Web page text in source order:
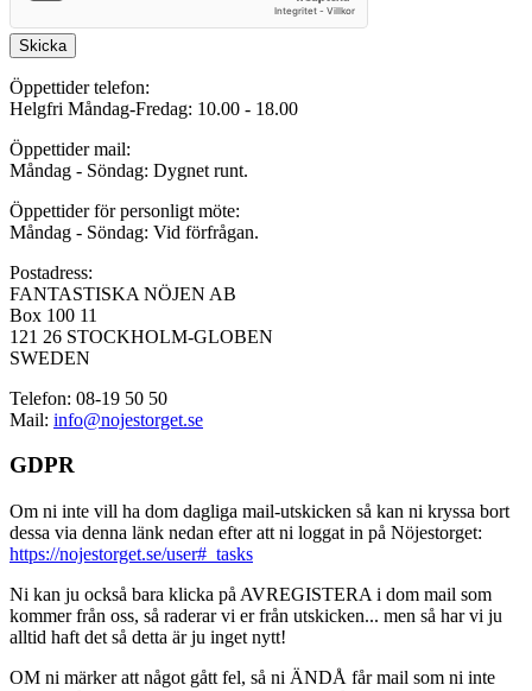
Skicka
Öppettider telefon:
Helgfri Måndag-Fredag: 10.00 - 18.00
Öppettider mail:
Måndag - Söndag: Dygnet runt.
Öppettider för personligt möte:
Måndag - Söndag: Vid förfrågan.
Postadress:
FANTASTISKA NÖJEN AB
Box 100 11
121 26 STOCKHOLM-GLOBEN
SWEDEN
Telefon: 08-19 50 50
Mail: info@nojestorget.se
GDPR
Om ni inte vill ha dom dagliga mail-utskicken så kan ni kryssa bort
dessa via denna länk nedan efter att ni loggat in på Nöjestorget:
https://nojestorget.se/user#_tasks
Ni kan ju också bara klicka på AVREGISTERA i dom mail som
kommer från oss, så raderar vi er från utskicken... men så har vi ju
alltid haft det så detta är ju inget nytt!
OM ni märker att något gått fel, så ni ÄNDÅ får mail som ni inte